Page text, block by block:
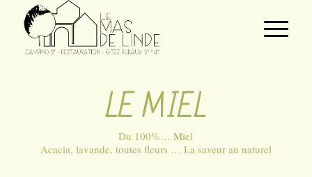
LE MIEL
Du 100%… Miel
Acacia, lavande, toutes fleurs … La saveur au naturel